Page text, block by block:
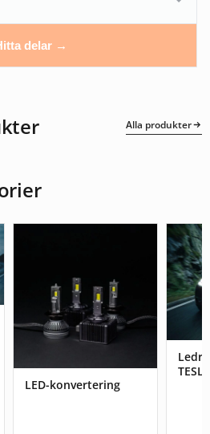
delar →
Alla produkter
LED-konvertering